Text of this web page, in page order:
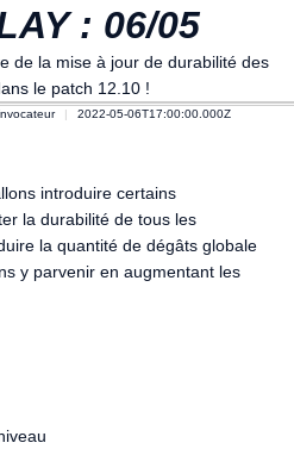
: 06/05
de la mise à jour de durabilité des
le patch 12.10 !
2022-05-06T17:00:00.000Z
introduire certains
la durabilité de tous les
la quantité de dégâts globale
y parvenir en augmentant les